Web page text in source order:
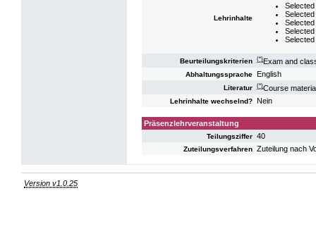
Lehrinhalte
Beurteilungskriterien (*)Exam and
Abhaltungssprache English
Literatur (*)Course
Lehrinhalte wechselnd? Nein
Präsenzlehrveranstaltung
Teilungsziffer 40
Zuteilungsverfahren Zuteilung nach
Version v1.0.25